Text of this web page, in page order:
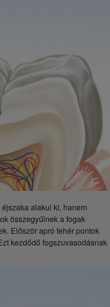
alakul ki, hanem
összegyűlnek a fogak
Először apró fehér pontok
kezdődő fogszuvasodásnak